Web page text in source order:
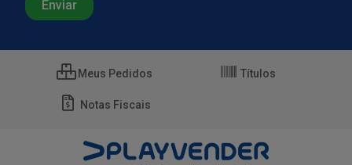
Meus Pedidos Títulos
Notas Fiscais